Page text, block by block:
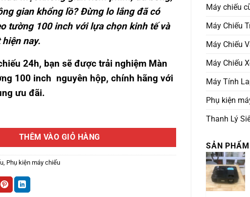
Máy chiếu
Máy Chiếu
Máy Chiếu
Máy Chiếu
Máy Tính
Phụ kiện
Thanh Lý
SẢN PHẨM
gian khổng lồ? Đừng lo lắng đã có
tường 100 inch với lựa chọn kinh tế và
nay.
24h, bạn sẽ được trải nghiệm Màn
100 inch nguyên hộp, chính hãng với
ưu đãi.
100 Inch Giải Pháp Trình Chiếu Hoàn Hảo & Tiết Kiệm số lượng
THÊM VÀO GIỎ HÀNG
Phụ kiện máy chiếu